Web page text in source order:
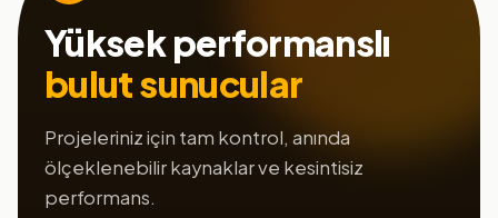
Yüksek performanslı
bulut sunucular
Projeleriniz için tam kontrol, anında
ölçeklenebilir kaynaklar ve kesintisiz
performans.